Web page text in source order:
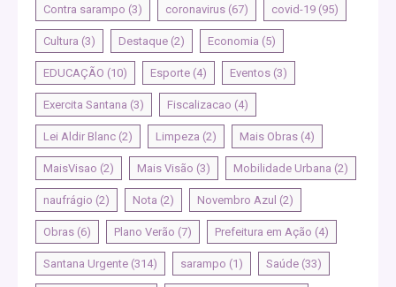
Contra sarampo (3) coronavirus (67) covid-19 (95)
Cultura (3) Destaque (2) Economia (5)
EDUCAÇÃO (10) Esporte (4) Eventos (3)
Exercita Santana (3) Fiscalizacao (4)
Lei Aldir Blanc (2) Limpeza (2) Mais Obras (4)
MaisVisao (2) Mais Visão (3) Mobilidade Urbana (2)
naufrágio (2) Nota (2) Novembro Azul (2)
Obras (6) Plano Verão (7) Prefeitura em Ação (4)
Santana Urgente (314) sarampo (1) Saúde (33)